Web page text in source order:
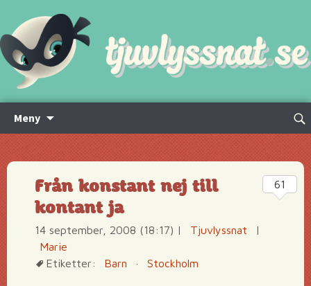
Meny
innehåll
Sök
Från konstant nej till
kontant ja
14 september, 2008 (18:17) | Tjuvlyssnat
|
Marie
Etiketter:
Barn · Stockholm
61